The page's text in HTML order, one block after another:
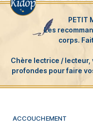
ACCOUCHEMENT